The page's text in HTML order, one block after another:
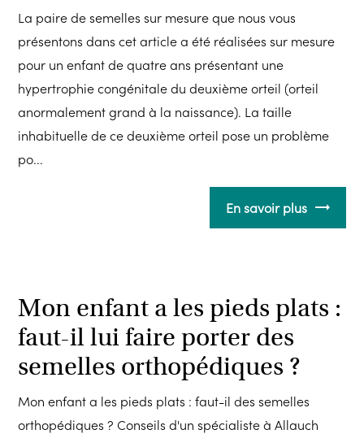
La paire de semelles sur mesure que nous vous
présentons dans cet article a été réalisées sur mesure
pour un enfant de quatre ans présentant une
hypertrophie congénitale du deuxième orteil (orteil
anormalement grand à la naissance). La taille
inhabituelle de ce deuxième orteil pose un problème
po...
En savoir plus
Mon enfant a les pieds plats :
faut-il lui faire porter des
semelles orthopédiques ?
Mon enfant a les pieds plats : faut-il des semelles
orthopédiques ? Conseils d'un spécialiste à Allauch